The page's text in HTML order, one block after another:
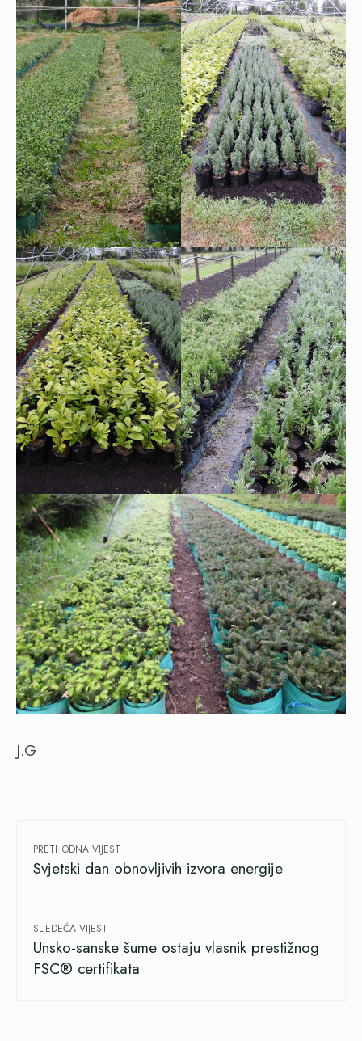
J.G
PRETHODNA VIJEST
Svjetski dan obnovljivih izvora energije
SLJEDEĆA VIJEST
Unsko-sanske šume ostaju vlasnik prestižnog
FSC® certifikata